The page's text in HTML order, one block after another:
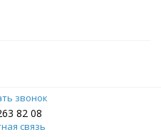
звонок
82 08
связь